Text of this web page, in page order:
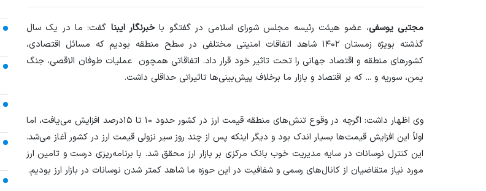
مجتبی یوسفی، عضو هیئت رئیسه مجلس شورای اسلامی در گفتگو با خبرنگار ایبنا گفت: ما در یک سال
گذشته بویژه زمستان ۱۴۰۲ شاهد اتفاقات امنیتی مختلفی در سطح منطقه بودیم که مسائل اقتصادی،
کشورهای منطقه و اقتصاد جهانی را تحت تاثیر خود قرار داد. اتفاقاتی همچون عملیات طوفان الاقصی، جنگ
یمن، سوریه و ... که بر اقتصاد و بازار ما برخلاف پیش‌بینی‌ها تاثیراتی حداقلی داشت.
وی اظهار داشت: اگرچه در وقوع تنش‌های منطقه قیمت ارز در کشور حدود ۱۰ تا ۱۵درصد افزایش می‌یافت، اما
اولاً این افزایش قیمت‌ها بسیار اندک بود و دیگر اینکه پس از چند روز سیر نزولی قیمت ارز در کشور آغاز می‌شد.
این کنترل نوسانات در سایه مدیریت خوب بانک مرکزی بر بازار ارز محقق شد. با برنامه‌ریزی درست و تامین ارز
مورد نیاز متقاضیان از کانال‌های رسمی و شفافیت در این حوزه ما شاهد کمتر شدن نوسانات در بازار ارز بودیم.